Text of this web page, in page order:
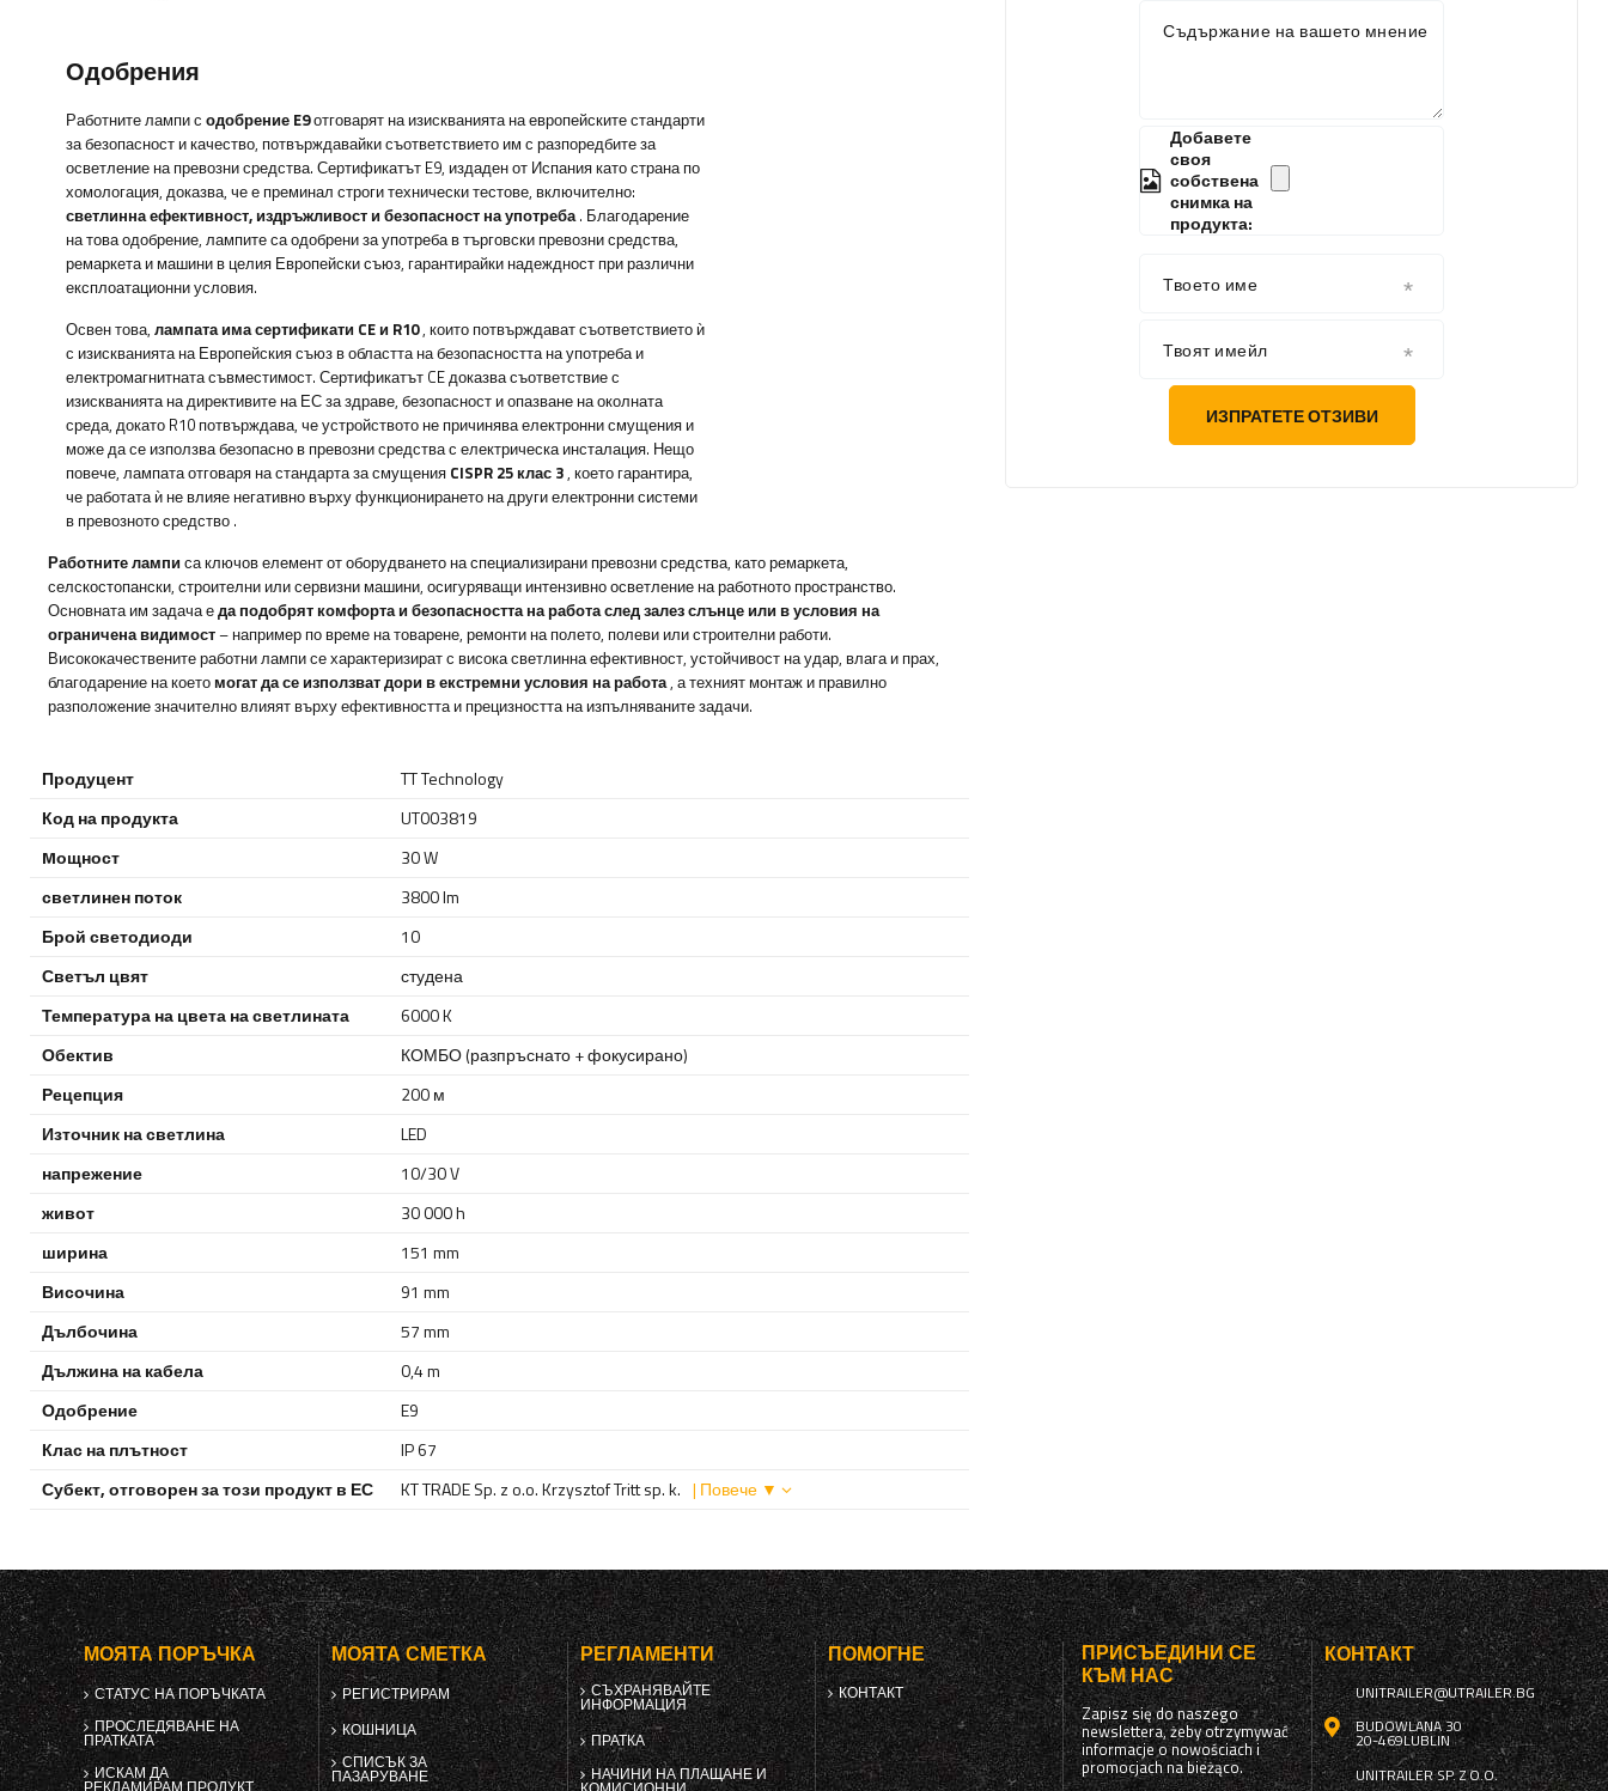
Съдържание на вашето мнение
Добавете
своя
собствена
снимка на
продукта:
Твоето име
Твоят имейл
ИЗПРАТЕТЕ ОТЗИВИ
Одобрения
Работните лампи с одобрение E9отговарят на изискванията на европейските стандарти
за безопасност и качество, потвърждавайки съответствието им с разпоредбите за
осветление на превозни средства. Сертификатът E9, издаден от Испания като страна по
хомологация, доказва, че е преминал строги технически тестове, включително:
светлинна ефективност, издръжливост и безопасност на употреба. Благодарение
на това одобрение, лампите са одобрени за употреба в търговски превозни средства,
ремаркета и машини в целия Европейски съюз, гарантирайки надеждност при различни
експлоатационни условия.
Освен това, лампата има сертификати CE и R10, които потвърждават съответствието ѝ
с изискванията на Европейския съюз в областта на безопасността на употреба и
електромагнитната съвместимост. Сертификатът CE доказва съответствие с
изискванията на директивите на ЕС за здраве, безопасност и опазване на околната
среда, докато R10 потвърждава, че устройството не причинява електронни смущения и
може да се използва безопасно в превозни средства с електрическа инсталация. Нещо
повече, лампата отговаря на стандарта за смущения CISPR 25 клас 3, което гарантира,
че работата ѝ не влияе негативно върху функционирането на други електронни системи
в превозното средство .
Работните лампи са ключов елемент от оборудването на специализирани превозни средства, като ремаркета,
селскостопански, строителни или сервизни машини, осигуряващи интензивно осветление на работното пространство.
Основната им задача еда подобрят комфорта и безопасността на работа след залез слънце или в условия на
ограничена видимост– например по време на товарене, ремонти на полето, полеви или строителни работи.
Висококачествените работни лампи се характеризират с висока светлинна ефективност, устойчивост на удар, влага и прах,
благодарение на което могат да се използват дори в екстремни условия на работа, а техният монтаж и правилно
разположение значително влияят върху ефективността и прецизността на изпълняваните задачи.
Продуцент
TT Technology
Код на продукта
UT003819
Mощност
30 W
светлинен поток
3800 lm
Брой светодиоди
10
Светъл цвят
студена
Температура на цвета на светлината
6000 K
Обектив
КОМБО (разпръснато + фокусирано)
Рецепция
200 м
Източник на светлина
LED
напрежение
10/30 V
живот
30 000 h
ширина
151 mm
Височина
91 mm
Дълбочина
57 mm
Дължина на кабела
0,4 m
Одобрение
E9
Клас на плътност
IP 67
Субект, отговорен за този продукт в ЕС
KT TRADE Sp. z o.o. Krzysztof Tritt sp. k. | Повече ▼
МОЯТА ПОРЪЧКА
СТАТУС НА ПОРЪЧКАТА
ПРОСЛЕДЯВАНЕ НА
ПРАТКАТА
ИСКАМ ДА
МОЯТА СМЕТКА
РЕГИСТРИРАМ
КОШНИЦА
СПИСЪК ЗА
ПАЗАРУВАНЕ
РЕГЛАМЕНТИ
СЪХРАНЯВАЙТЕ
ИНФОРМАЦИЯ
ПРАТКА
НАЧИНИ НА ПЛАЩАНЕ И
ПОМОГНЕ
КОНТАКТ
ПРИСЪЕДИНИ СЕ
КЪМ НАС
Zapisz się do naszego
newslettera, żeby otrzymywać
informacje o nowościach i
promocjach na bieżąco.
КОНТАКТ
UNITRAILER@UTRAILER.BG
BUDOWLANA 30
20-469LUBLIN
UNITRAILER SP. Z O.O.